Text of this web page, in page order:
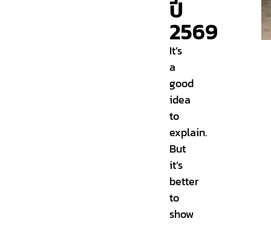
ปี
2569
It’s
a
good
idea
to
explain.
But
it’s
better
to
show